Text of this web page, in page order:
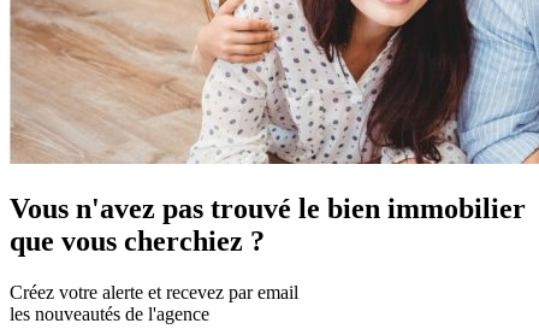
Vous n'avez pas trouvé le bien immobilier
que vous cherchiez ?
Créez votre alerte et recevez par email
les nouveautés de l'agence